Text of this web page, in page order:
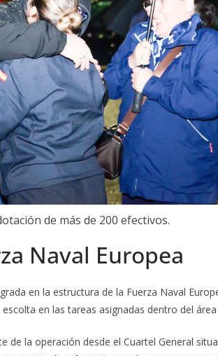
de más de 200 efectivos.
Naval Europea
en la estructura de la Fuerza Naval
en las tareas asignadas dentro del
de la operación desde el Cuartel General